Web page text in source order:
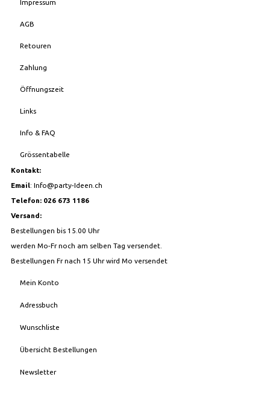
Impressum
AGB
Retouren
Zahlung
Öffnungszeit
Links
Info & FAQ
Grössentabelle
Kontakt:
Email: Info@party-Ideen.ch
Telefon: 026 673 1186
Versand:
Bestellungen bis 15.00 Uhr
werden Mo-Fr noch am selben Tag versendet.
Bestellungen Fr nach 15 Uhr wird Mo versendet
Mein Konto
Adressbuch
Wunschliste
Übersicht Bestellungen
Newsletter